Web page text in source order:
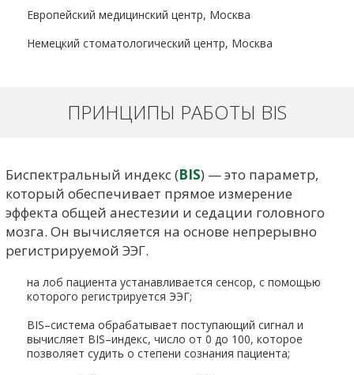
Европейский медицинский центр, Москва
Немецкий стоматологический центр, Москва
ПРИНЦИПЫ РАБОТЫ BIS
Биспектральный индекс (BIS) — это параметр,
который обеспечивает прямое измерение
эффекта общей анестезии и седации головного
мозга. Он вычисляется на основе непрерывно
регистрируемой ЭЭГ.
на лоб пациента устанавливается сенсор, с помощью
которого регистрируется ЭЭГ;
BIS–система обрабатывает поступающий сигнал и
вычисляет BIS–индекс, число от 0 до 100, которое
позволяет судить о степени сознания пациента;